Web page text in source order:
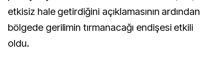
etkisiz hale getirdiğini açıklamasının ardından
bölgede gerilimin tırmanacağı endişesi etkili
oldu.